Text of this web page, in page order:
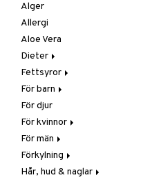
Alger
Allergi
Aloe Vera
Dieter
Glutenintolerans
LCHF
Raw Food
Fettsyror
Marina fettsyror
Veg fettsyror
För barn
Fettsyror
Hudvård
Vitamin & mineral
För djur
För kvinnor
Graviditet & amning
Klimakterie & PMS
Näringstillskott
För män
Näringstillskott
Övriga
Förkylning
C-vitamin
Hår, hud & naglar